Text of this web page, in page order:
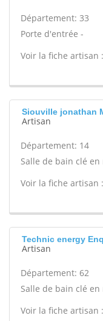
Département: 33
Porte d'entrée -
Voir la fiche artisan :
Siouville jonathan
Artisan
Département: 14
Salle de bain clé en
Voir la fiche artisan :
Technic energy
Artisan
Département: 62
Salle de bain clé en
Voir la fiche artisan :